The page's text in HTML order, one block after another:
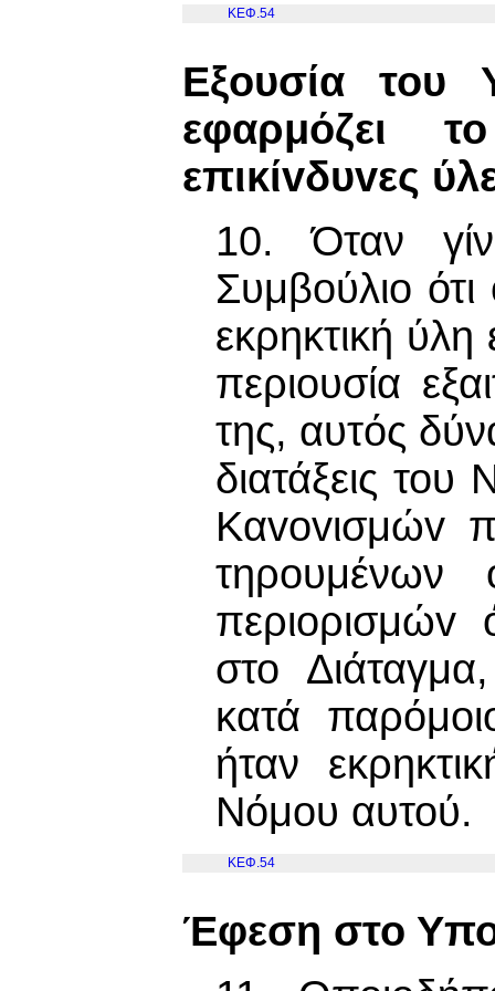
ΚΕΦ.54
Εξουσία του
εφαρμόζει
επικίvδυvες
10. Όταν
Συμβούλιο
εκρηκτική ύλη
περιουσία
της, αυτός
διατάξεις
Καvovισμώv
τηρουμένων
περιoρισμώv
στο
κατά
ήταν
Νόμου αυτού.
ΚΕΦ.54
Έφεση στο